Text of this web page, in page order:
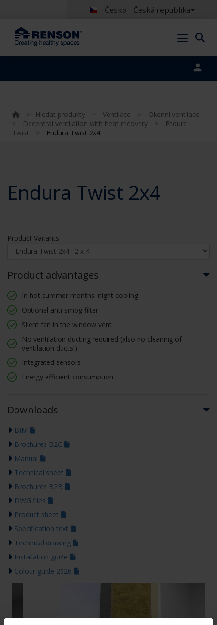
Česko - Česká republika
> Hledat produkty > Ventilace >
Okenní ventilace
>
Decentral ventilation with heat recovery >
Endura
Twist
> Endura Twist 2x4
Endura Twist 2x4
Product Variants
Product advantages
In hot summer months: night cooling
Optional anti-smog filter
Silent fan in the window vent
No ventilation ducting required (also no cleaning of
ventilation ducts!)
Integrated sensors
Energy efficient consumption
Downloads
BIM
Brochures B2C
Manual
Technical sheet
Brochures B2B
DWG files
Product sheet
Specification text
Technical drawing
Installation guide
Colour guide 2026